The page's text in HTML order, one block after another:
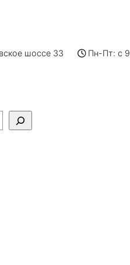
шоссе 33 Пн-Пт: с